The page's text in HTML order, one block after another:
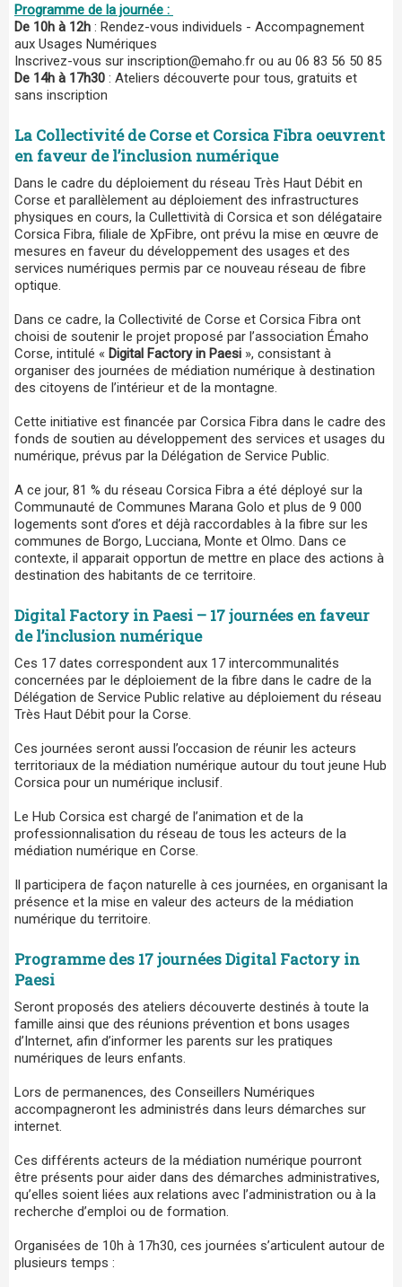
Programme de la journée :
De 10h à 12h : Rendez-vous individuels - Accompagnement
aux Usages Numériques
Inscrivez-vous sur inscription@emaho.fr ou au 06 83 56 50 85
De 14h à 17h30 : Ateliers découverte pour tous, gratuits et
sans inscription
​La Collectivité de Corse et Corsica Fibra oeuvrent
en faveur de l’inclusion numérique
Dans le cadre du déploiement du réseau Très Haut Débit en
Corse et parallèlement au déploiement des infrastructures
physiques en cours, la Cullettività di Corsica et son délégataire
Corsica Fibra, filiale de XpFibre, ont prévu la mise en œuvre de
mesures en faveur du développement des usages et des
services numériques permis par ce nouveau réseau de fibre
optique.
Dans ce cadre, la Collectivité de Corse et Corsica Fibra ont
choisi de soutenir le projet proposé par l’association Émaho
Corse, intitulé « Digital Factory in Paesi », consistant à
organiser des journées de médiation numérique à destination
des citoyens de l’intérieur et de la montagne.
Cette initiative est financée par Corsica Fibra dans le cadre des
fonds de soutien au développement des services et usages du
numérique, prévus par la Délégation de Service Public.
A ce jour, 81 % du réseau Corsica Fibra a été déployé sur la
Communauté de Communes Marana Golo et plus de 9 000
logements sont d’ores et déjà raccordables à la fibre sur les
communes de Borgo, Lucciana, Monte et Olmo. Dans ce
contexte, il apparait opportun de mettre en place des actions à
destination des habitants de ce territoire.
Digital Factory in Paesi – 17 journées en faveur
de l’inclusion numérique
Ces 17 dates correspondent aux 17 intercommunalités
concernées par le déploiement de la fibre dans le cadre de la
Délégation de Service Public relative au déploiement du réseau
Très Haut Débit pour la Corse.
Ces journées seront aussi l’occasion de réunir les acteurs
territoriaux de la médiation numérique autour du tout jeune Hub
Corsica pour un numérique inclusif.
Le Hub Corsica est chargé de l’animation et de la
professionnalisation du réseau de tous les acteurs de la
médiation numérique en Corse.
Il participera de façon naturelle à ces journées, en organisant la
présence et la mise en valeur des acteurs de la médiation
numérique du territoire.
​Programme des 17 journées Digital Factory in
Paesi
Seront proposés des ateliers découverte destinés à toute la
famille ainsi que des réunions prévention et bons usages
d’Internet, afin d’informer les parents sur les pratiques
numériques de leurs enfants.
Lors de permanences, des Conseillers Numériques
accompagneront les administrés dans leurs démarches sur
internet.
Ces différents acteurs de la médiation numérique pourront
être présents pour aider dans des démarches administratives,
qu’elles soient liées aux relations avec l’administration ou à la
recherche d’emploi ou de formation.
Organisées de 10h à 17h30, ces journées s’articulent autour de
plusieurs temps :